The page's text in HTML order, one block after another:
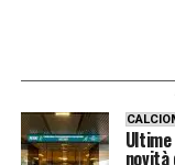
novità